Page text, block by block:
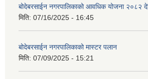
बोदेबरसाईन नगरपालिकाको आवधिक योजना २०८२
मिति: 07/16/2025 - 16:45
बोदेबरसाईन नगरपालिकाको मास्टर पलान
मिति: 07/09/2025 - 15:21